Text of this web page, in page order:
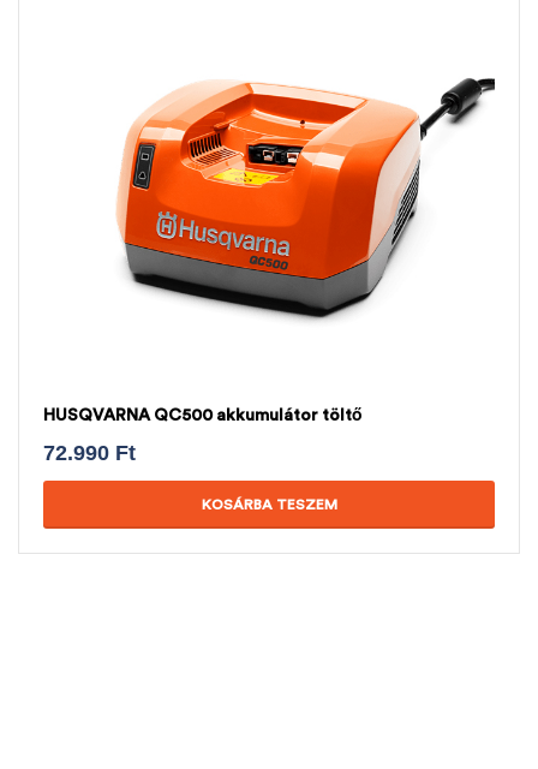
HUSQVARNA QC500 akkumulátor töltő
72.990 Ft
KOSÁRBA TESZEM